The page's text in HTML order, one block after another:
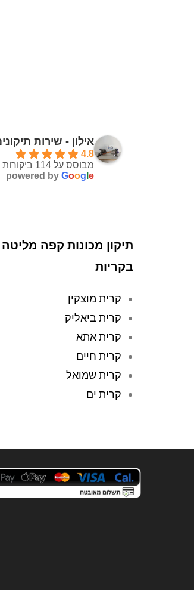
אילון - שירות
4.8
מבוסס על 114 ביקורות
powered by Goog e
תיקון מכונות קפה מליטה
בקריות
קרית מוצקין
קרית ביאליק
קרית אתא
קרית חיים
קרית שמואל
קרית ים